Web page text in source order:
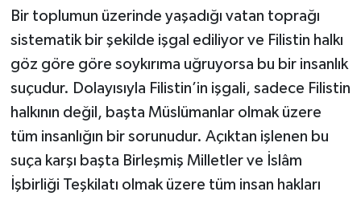
Bir toplumun üzerinde yaşadığı vatan toprağı
sistematik bir şekilde işgal ediliyor ve Filistin halkı
göz göre göre soykırıma uğruyorsa bu bir insanlık
suçudur. Dolayısıyla Filistin’in işgali, sadece Filistin
halkının değil, başta Müslümanlar olmak üzere
tüm insanlığın bir sorunudur. Açıktan işlenen bu
suça karşı başta Birleşmiş Milletler ve İslâm
İşbirliği Teşkilatı olmak üzere tüm insan hakları